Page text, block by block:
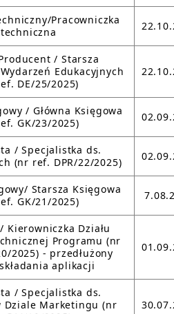
Pracowniczka
techniczna
/ Starsza
Edukacyjnych
DE/25/2025)
/ Główna Księgowa
GK/23/2025)
/ Specjalistka ds.
(nr ref. DPR/22/2025)
Starsza Księgowa
GK/21/2025)
Kierowniczka Działu
Programu (nr
2025) - przedłużony
aplikacji
/ Specjalistka ds.
Dziale Marketingu (nr